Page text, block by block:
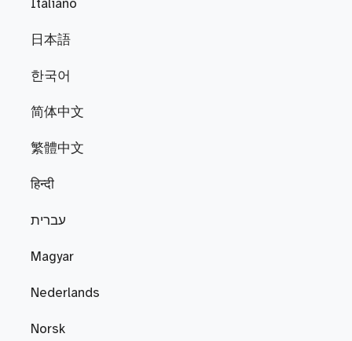
Italiano
日本語
한국어
简体中文
繁體中文
हिन्दी
עברית
Magyar
Nederlands
Norsk